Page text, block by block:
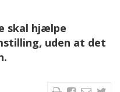
skal hjælpe
uden at det